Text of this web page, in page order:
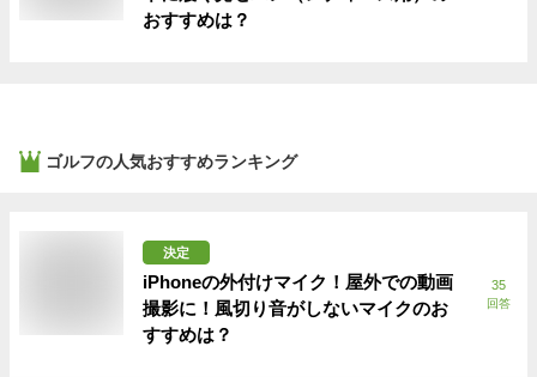
おすすめは？
ゴルフの人気おすすめランキング
決定
iPhoneの外付けマイク！屋外での動画
撮影に！風切り音がしないマイクのお
すすめは？
35
回答